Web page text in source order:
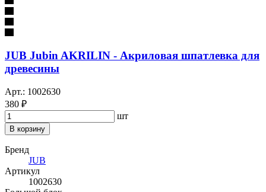
JUB Jubin AKRILIN - Акриловая шпатлевка для
древесины
Арт.: 1002630
380 ₽
шт
В корзину
Бренд
JUB
Артикул
1002630